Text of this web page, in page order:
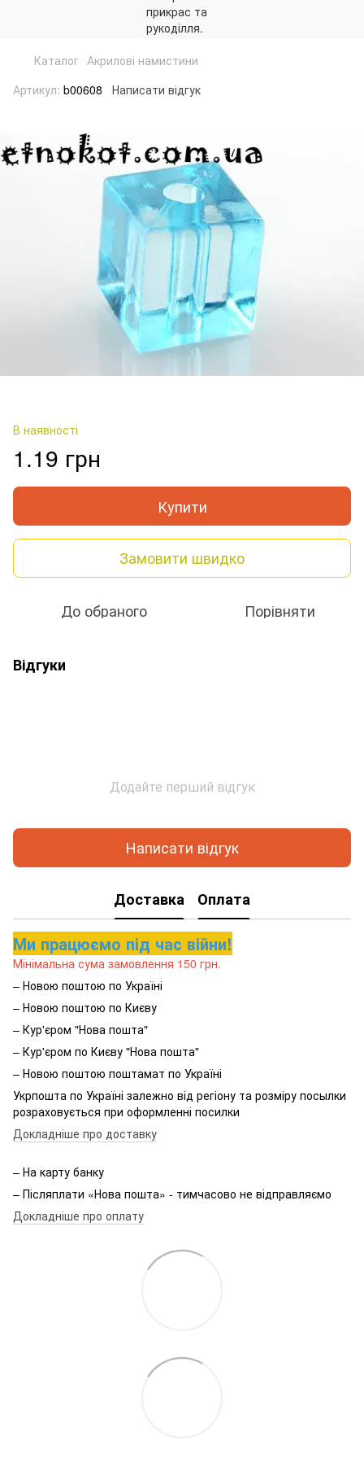
Каталог Акрилові намистини
Артикул: b00608 Написати відгук
В наявності
1.19 грн
Купити
Замовити швидко
До обраного Порівняти
Відгуки
Додайте перший відгук
Написати відгук
Доставка Оплата
Ми працюємо під час війни!
Мінімальна сума замовлення 150 грн.
– Новою поштою по Україні
– Новою поштою по Києву
– Кур'єром "Нова пошта"
– Кур'єром по Києву "Нова пошта"
– Новою поштою поштамат по Україні
Укрпошта по Україні залежно від регіону та розміру посылки
розраховується при оформленні посилки
Докладніше про доставку
– На карту банку
– Післяплати «Нова пошта» - тимчасово не відправляємо
Докладніше про оплату